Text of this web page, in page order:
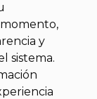
y
sistema.